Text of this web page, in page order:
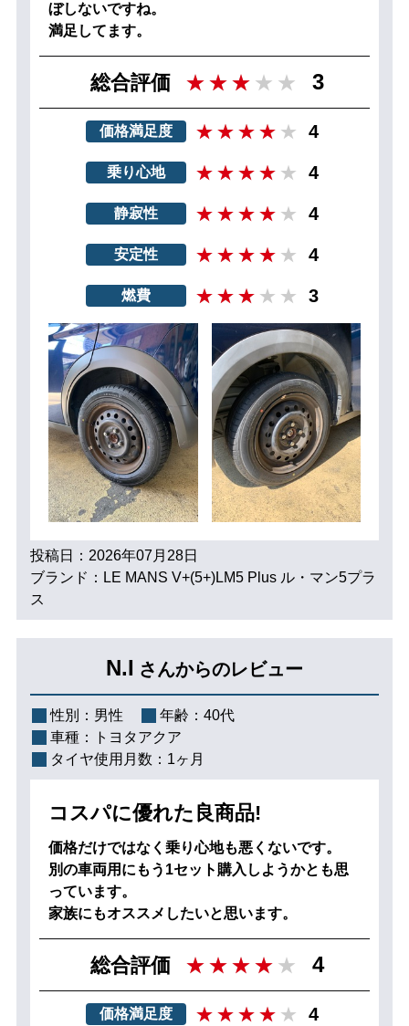
ぼしないですね。
満足してます。
総合評価 3
価格満足度 4
乗り心地 4
静寂性 4
安定性 4
燃費 3
投稿日：2026年07月28日
ブランド：LE MANS V+(5+)LM5 Plus ル・マン5プラ
ス
N.I さんからのレビュー
性別： 男性 年齢： 40代
車種：
トヨタアクア
タイヤ使用月数： 1ヶ月
コスパに優れた良商品!
価格だけではなく乗り心地も悪くないです。
別の車両用にもう1セット購入しようかとも思
っています。
家族にもオススメしたいと思います。
総合評価 4
価格満足度 4